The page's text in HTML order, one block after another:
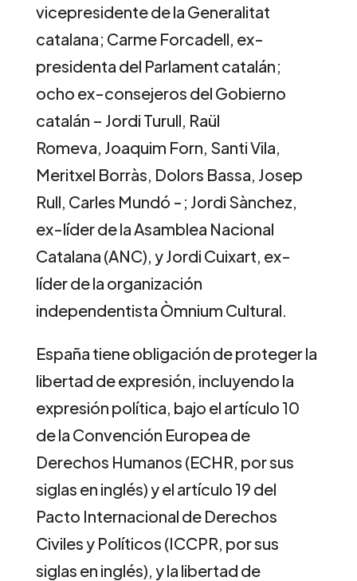
vicepresidente de la Generalitat
catalana; Carme Forcadell, ex-
presidenta del Parlament catalán;
ocho ex-consejeros del Gobierno
catalán – Jordi Turull, Raül
Romeva, Joaquim Forn, Santi Vila,
Meritxel Borràs, Dolors Bassa, Josep
Rull, Carles Mundó -; Jordi Sànchez,
ex-líder de la Asamblea Nacional
Catalana (ANC), y Jordi Cuixart, ex-
líder de la organización
independentista Òmnium Cultural.
España tiene obligación de proteger la
libertad de expresión, incluyendo la
expresión política, bajo el artículo 10
de la Convención Europea de
Derechos Humanos (ECHR, por sus
siglas en inglés) y el artículo 19 del
Pacto Internacional de Derechos
Civiles y Políticos (ICCPR, por sus
siglas en inglés), y la libertad de